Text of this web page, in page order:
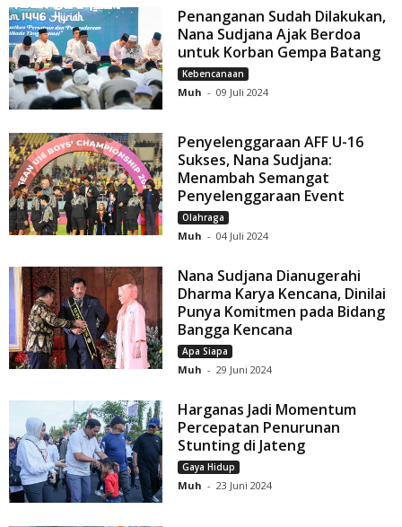
Penanganan Sudah Dilakukan,
Nana Sudjana Ajak Berdoa
untuk Korban Gempa Batang
Kebencanaan
Muh - 09 Juli 2024
Penyelenggaraan AFF U-16
Sukses, Nana Sudjana:
Menambah Semangat
Penyelenggaraan Event
Olahraga
Muh - 04 Juli 2024
Nana Sudjana Dianugerahi
Dharma Karya Kencana, Dinilai
Punya Komitmen pada Bidang
Bangga Kencana
Apa Siapa
Muh - 29 Juni 2024
Harganas Jadi Momentum
Percepatan Penurunan
Stunting di Jateng
Gaya Hidup
Muh - 23 Juni 2024